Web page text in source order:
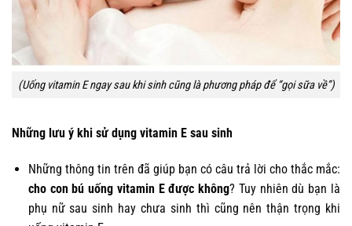
(Uống vitamin E ngay sau khi sinh cũng là phương pháp để “gọi sữa về”)
Những lưu ý khi sử dụng vitamin E sau sinh
Những thông tin trên đã giúp bạn có câu trả lời cho thắc mắc:
cho con bú uống vitamin E được không? Tuy nhiên dù bạn là
phụ nữ sau sinh hay chưa sinh thì cũng nên thận trọng khi